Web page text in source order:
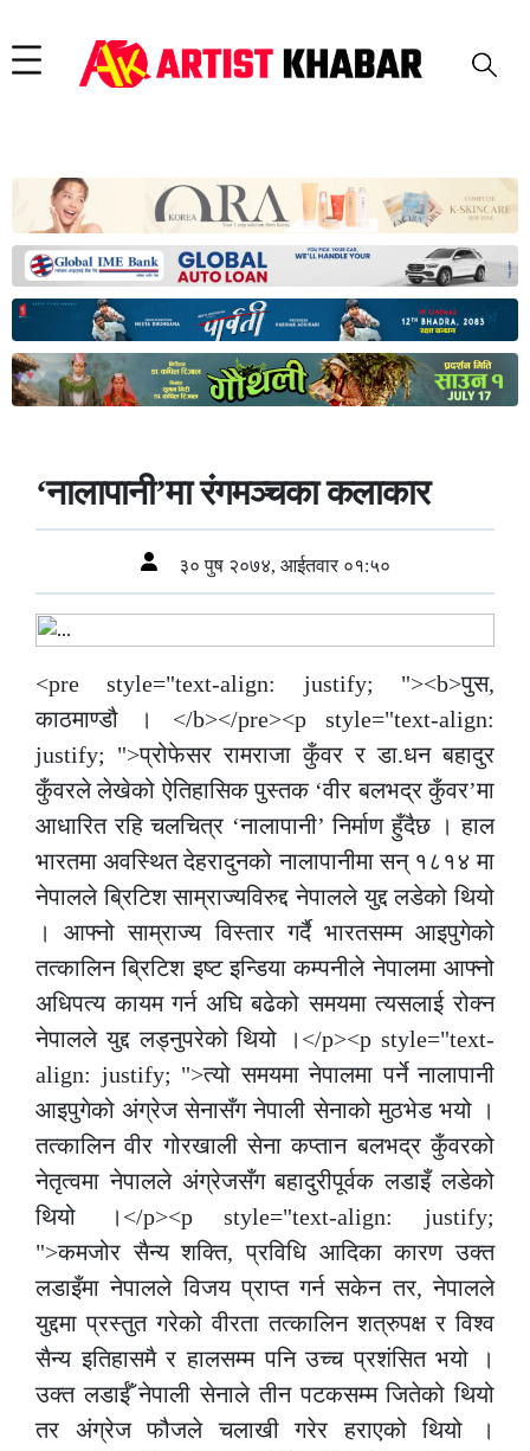
‘नालापानी’मा रंगमञ्चका कलाकार
३० पुष २०७४, आईतवार ०१:५०
<pre style="text-align: justify; "><b>पुस,
काठमाण्डौ । </b></pre><p style="text-align:
justify; ">प्रोफेसर रामराजा कुँवर र डा.धन बहादुर
कुँवरले लेखेको ऐतिहासिक पुस्तक ‘वीर बलभद्र कुँवर’मा
आधारित रहि चलचित्र ‘नालापानी’ निर्माण हुँदैछ । हाल
भारतमा अवस्थित देहरादुनको नालापानीमा सन् १८१४ मा
नेपालले ब्रिटिश साम्राज्यविरुद्द नेपालले युद्द लडेको थियो
। आफ्नो साम्राज्य विस्तार गर्दै भारतसम्म आइपुगेको
तत्कालिन ब्रिटिश इष्ट इन्डिया कम्पनीले नेपालमा आफ्नो
अधिपत्य कायम गर्न अघि बढेको समयमा त्यसलाई रोक्न
नेपालले युद्द लड्नुपरेको थियो ।</p><p style="text-
align: justify; ">त्यो समयमा नेपालमा पर्ने नालापानी
आइपुगेको अंग्रेज सेनासँग नेपाली सेनाको मुठभेड भयो ।
तत्कालिन वीर गोरखाली सेना कप्तान बलभद्र कुँवरको
नेतृत्वमा नेपालले अंग्रेजसँग बहादुरीपूर्वक लडाइँ लडेको
थियो ।</p><p style="text-align: justify;
">कमजोर सैन्य शक्ति, प्रविधि आदिका कारण उक्त
लडाइँमा नेपालले विजय प्राप्त गर्न सकेन तर, नेपालले
युद्दमा प्रस्तुत गरेको वीरता तत्कालिन शत्रुपक्ष र विश्व
सैन्य इतिहासमै र हालसम्म पनि उच्च प्रशंसित भयो ।
उक्त लडाईँ नेपाली सेनाले तीन पटकसम्म जितेको थियो
तर अंग्रेज फौजले चलाखी गरेर हराएको थियो ।